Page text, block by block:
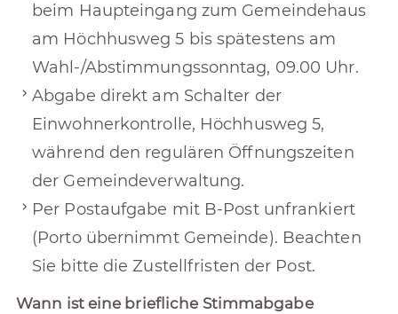
beim Haupteingang zum Gemeindehaus
am Höchhusweg 5 bis spätestens am
Wahl-/Abstimmungssonntag, 09.00 Uhr.
Abgabe direkt am Schalter der
Einwohnerkontrolle, Höchhusweg 5,
während den regulären Öffnungszeiten
der Gemeindeverwaltung.
Per Postaufgabe mit B-Post unfrankiert
(Porto übernimmt Gemeinde). Beachten
Sie bitte die Zustellfristen der Post.
Wann ist eine briefliche Stimmabgabe